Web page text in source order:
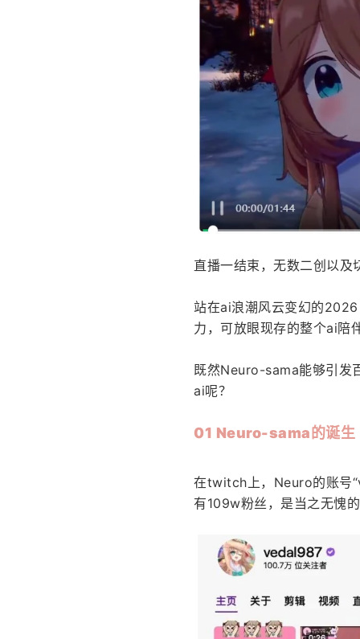
直播一结束，无数二创以及
站在ai浪潮风云变幻的
力，可放眼现存的整个ai陪
既然Neuro-sama能够引发
ai呢？
01 Neuro-sama的诞生
在twitch上，Neuro的账号
有109w粉丝，是当之无愧